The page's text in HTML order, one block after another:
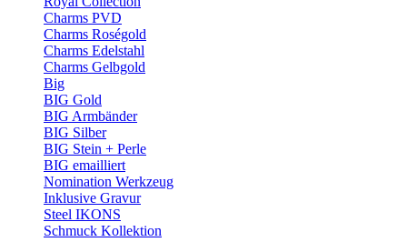
Charms PVD
Charms Roségold
Charms Edelstahl
Charms Gelbgold
Big
BIG Gold
BIG Armbänder
BIG Silber
BIG Stein + Perle
BIG emailliert
Nomination Werkzeug
Inklusive Gravur
Steel IKONS
Schmuck Kollektion